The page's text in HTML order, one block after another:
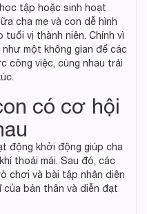
tập hoặc sinh hoạt
cha mẹ và con dễ hình
vị thành niên. Chính vì
một không gian để các
công việc, cùng nhau trải
có cơ hội
động khởi động giúp cha
thoải mái. Sau đó, các
chơi và bài tập nhận diện
của bản thân và diễn đạt